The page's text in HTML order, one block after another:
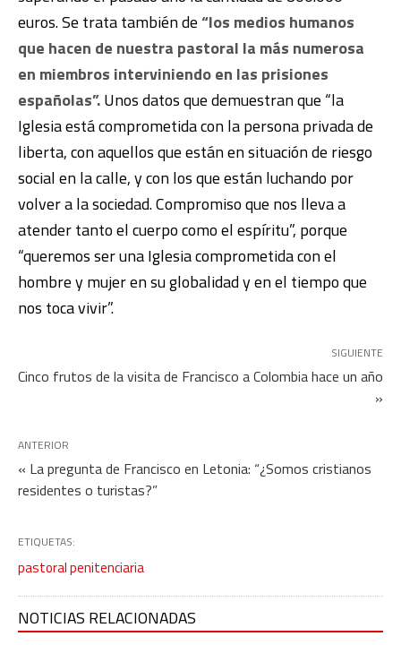
euros. Se trata también de“los medios humanos
que hacen de nuestra pastoral la más numerosa
en miembros interviniendo en las prisiones
españolas”.Unos datos que demuestran que “la
Iglesia está comprometida con la persona privada de
liberta, con aquellos que están en situación de riesgo
social en la calle, y con los que están luchando por
volver a la sociedad. Compromiso que nos lleva a
atender tanto el cuerpo como el espíritu”, porque
“queremos ser una Iglesia comprometida con el
hombre y mujer en su globalidad y en el tiempo que
nos toca vivir”.
SIGUIENTE
Cinco frutos de la visita de Francisco a Colombia hace un año
»
ANTERIOR
« La pregunta de Francisco en Letonia: “¿Somos cristianos
residentes o turistas?”
ETIQUETAS:
pastoral penitenciaria
NOTICIAS RELACIONADAS